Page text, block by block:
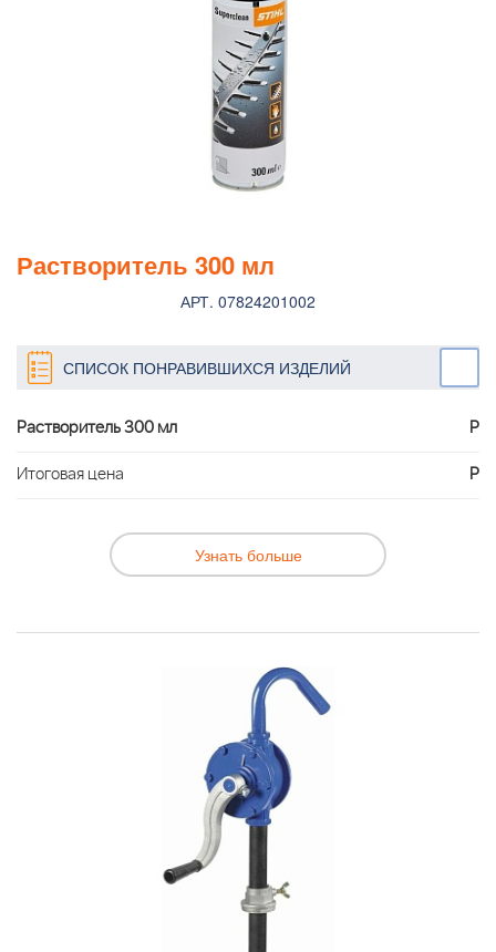
Растворитель 300 мл
АРТ. 07824201002
СПИСОК ПОНРАВИВШИХСЯ ИЗДЕЛИЙ
Растворитель 300 мл
Р
Итоговая цена
Р
Узнать больше